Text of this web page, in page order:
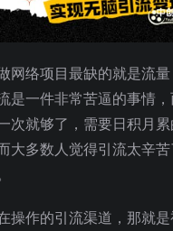
网络项目最缺的就是流
是一件非常苦逼的事情
次就够了，需要日积月
大多数人觉得引流太辛
操作的引流渠道，那就是